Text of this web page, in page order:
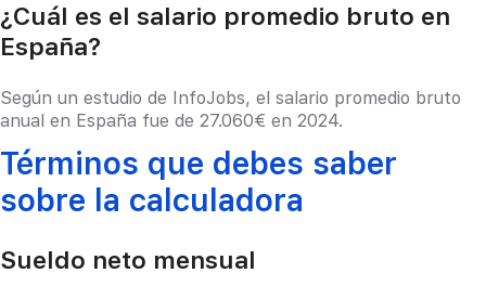
¿Cuál es el salario promedio bruto en
España?
Según un estudio de InfoJobs, el salario promedio bruto
anual en España fue de 27.060€ en 2024.
Términos que debes saber
sobre la calculadora
Sueldo neto mensual